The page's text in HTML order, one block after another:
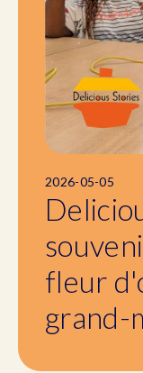
2026-05-05
fleur
grand-